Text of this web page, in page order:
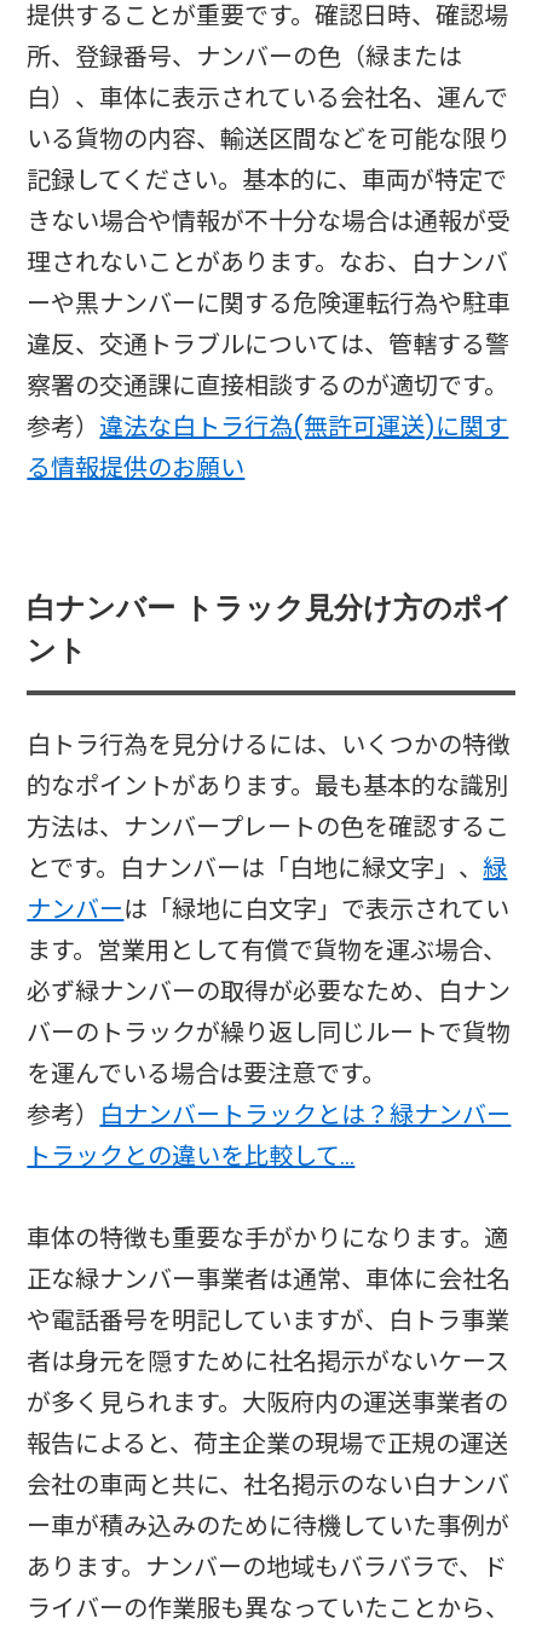
提供することが重要です。確認日時、確認場
所、登録番号、ナンバーの色（緑または
白）、車体に表示されている会社名、運んで
いる貨物の内容、輸送区間などを可能な限り
記録してください。基本的に、車両が特定で
きない場合や情報が不十分な場合は通報が受
理されないことがあります。なお、白ナンバ
ーや黒ナンバーに関する危険運転行為や駐車
違反、交通トラブルについては、管轄する警
察署の交通課に直接相談するのが適切です。
参考） 違法な白トラ行為(無許可運送)に関す
る情報提供のお願い
白ナンバー トラック見分け方のポイ
ント
白トラ行為を見分けるには、いくつかの特徴
的なポイントがあります。最も基本的な識別
方法は、ナンバープレートの色を確認するこ
とです。白ナンバーは「白地に緑文字」、緑
ナンバーは「緑地に白文字」で表示されてい
ます。営業用として有償で貨物を運ぶ場合、
必ず緑ナンバーの取得が必要なため、白ナン
バーのトラックが繰り返し同じルートで貨物
を運んでいる場合は要注意です。
参考） 白ナンバートラックとは？緑ナンバー
トラックとの違いを比較して…
車体の特徴も重要な手がかりになります。適
正な緑ナンバー事業者は通常、車体に会社名
や電話番号を明記していますが、白トラ事業
者は身元を隠すために社名掲示がないケース
が多く見られます。大阪府内の運送事業者の
報告によると、荷主企業の現場で正規の運送
会社の車両と共に、社名掲示のない白ナンバ
ー車が積み込みのために待機していた事例が
あります。ナンバーの地域もバラバラで、ド
ライバーの作業服も異なっていたことから、